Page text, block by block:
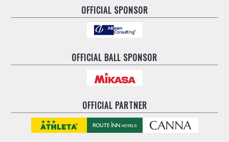
OFFICIAL SPONSOR
OFFICIAL BALL SPONSOR
OFFICIAL PARTNER